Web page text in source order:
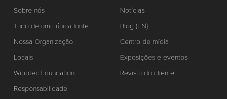
Sobre nós
Tudo de uma única fonte
Nossa Organização
Locais
Wipotec Foundation
Responsabilidade
Notícias
Blog (EN)
Centro de mídia
Exposições e eventos
Revista do cliente